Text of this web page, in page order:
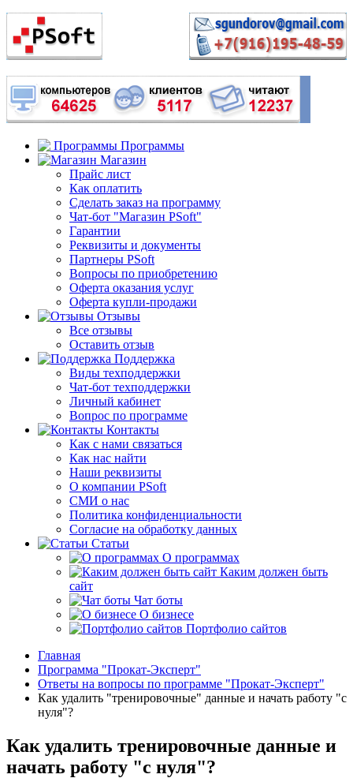
Программы
Магазин
Прайс лист
Как оплатить
Сделать заказ на программу
Чат-бот "Магазин PSoft"
Гарантии
Реквизиты и документы
Партнеры PSoft
Вопросы по приобретению
Оферта оказания услуг
Оферта купли-продажи
Отзывы
Все отзывы
Оставить отзыв
Поддержка
Виды техподдержки
Чат-бот техподдержки
Личный кабинет
Вопрос по программе
Контакты
Как с нами связаться
Как нас найти
Наши реквизиты
О компании PSoft
СМИ о нас
Политика конфиденциальности
Согласие на обработку данных
Статьи
О программах
Каким должен быть
сайт
Чат боты
О бизнесе
Портфолио сайтов
Главная
Программа "Прокат-Эксперт"
Ответы на вопросы по программе "Прокат-Эксперт"
Как удалить "тренировочные" данные и начать работу "с
нуля"?
Как удалить тренировочные данные и
начать работу "с нуля"?